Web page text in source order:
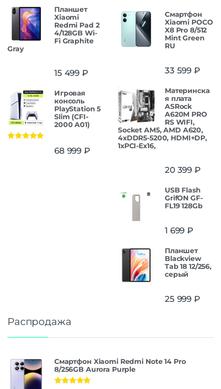
Планшет
Xiaomi
Redmi Pad 2
4/128GB Wi-
Fi Graphite
Gray
15 499 ₽
Игровая
консоль
PlayStation 5
Slim (CFI-
2000 A01)
68 999 ₽
Смартфон
Xiaomi POCO
X8 Pro 8/512
Mint Green
RU
33 599 ₽
Материнска
я плата
ASRock
A620M PRO
RS WIFI,
Socket AM5, AMD A620,
4xDDR5-5200, HDMI+DP,
1xPCI-Ex16,
20 399 ₽
USB Flash
GrifON GF-
FL19 128Gb
1 699 ₽
Планшет
Blackview
Tab 18 12/256,
серый
25 999 ₽
Распродажа
Смартфон Xiaomi Redmi Note 14 Pro
8/256GB Aurora Purple